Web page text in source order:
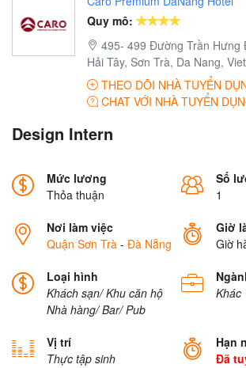
Quy mô:
495- 499 Đường Trần Hưng
Hải Tây, Sơn Trà, Da Nang,
THEO DÕI NHÀ TUYỂN
CHAT VỚI NHÀ TUYỂN
Design Intern
Mức lương
Thỏa thuận
Số
1
Nơi làm việc
Quận Sơn Trà - Đà Nẵng
Giờ
Giờ
Loại hình
Khách sạn/ Khu căn hộ
Nhà hàng/ Bar/ Pub
Khác
Vị trí
Thực tập sinh
Hạn
Đã